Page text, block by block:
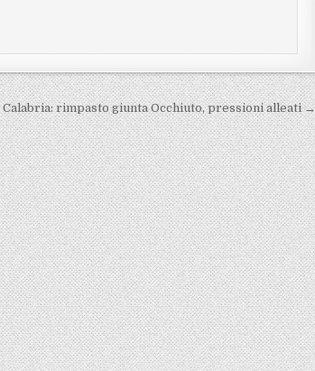
Calabria: rimpasto giunta Occhiuto, pressioni alleati →